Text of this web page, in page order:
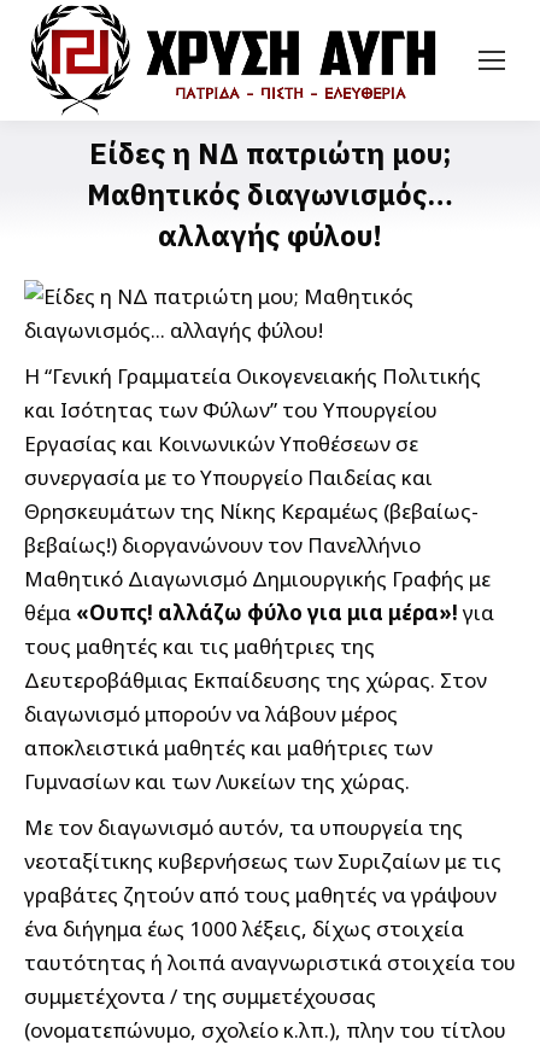
Είδες η ΝΔ πατριώτη μου;
Μαθητικός διαγωνισμός…
αλλαγής φύλου!
Η “Γενική Γραμματεία Οικογενειακής Πολιτικής
και Ισότητας των Φύλων” του Υπουργείου
Εργασίας και Κοινωνικών Υποθέσεων σε
συνεργασία με το Υπουργείο Παιδείας και
Θρησκευμάτων της Νίκης Κεραμέως (βεβαίως-
βεβαίως!) διοργανώνουν τον Πανελλήνιο
Μαθητικό Διαγωνισμό Δημιουργικής Γραφής με
θέμα «Ουπς! αλλάζω φύλο για μια μέρα»!για
τους μαθητές και τις μαθήτριες της
Δευτεροβάθμιας Εκπαίδευσης της χώρας. Στον
διαγωνισμό μπορούν να λάβουν μέρος
αποκλειστικά μαθητές και μαθήτριες των
Γυμνασίων και των Λυκείων της χώρας.
Με τον διαγωνισμό αυτόν, τα υπουργεία της
νεοταξίτικης κυβερνήσεως των Συριζαίων με τις
γραβάτες ζητούν από τους μαθητές να γράψουν
ένα διήγημα έως 1000 λέξεις, δίχως στοιχεία
ταυτότητας ή λοιπά αναγνωριστικά στοιχεία του
συμμετέχοντα / της συμμετέχουσας
(ονοματεπώνυμο, σχολείο κ.λπ.), πλην του τίτλου